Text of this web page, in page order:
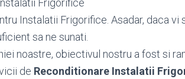
Frigorifice
Instalatii Frigorifice. Asadar, daca vi
sa ne sunati.
noastre, obiectivul nostru a fost si
de Reconditionare Instalatii